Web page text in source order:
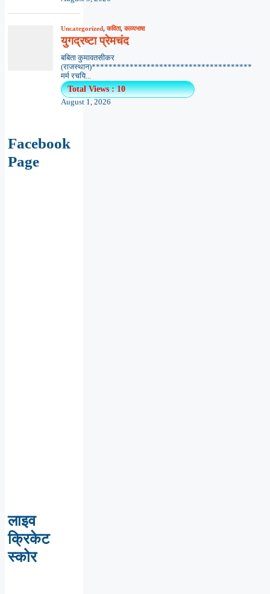
Uncategorized,कविता,काव्यभाषा
युगद्रष्टा प्रेमचंद
बबिता कुमावतसीकर
(राजस्थान)**************************************
मर्म रचयि...
Total Views : 10
August 1, 2026
Facebook
Page
लाइव
क्रिकेट
स्कोर